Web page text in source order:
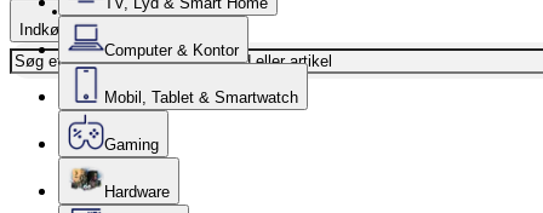
Indkøbskurv
Computer & Kontor
Mobil, Tablet & Smartwatch
Gaming
Hardware